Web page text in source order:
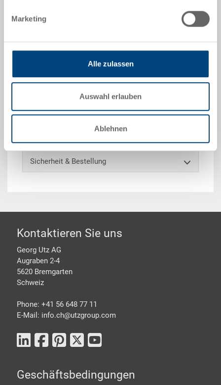
Marketing
Alle zulassen
Auswahl erlauben
Ablehnen
dunkelgrau, aussen 400x300x240 mm, innen
Sonderanfertigungen - Unser Spezialgebiet
Sicherheit & Bestellung
Footer
Kontaktieren Sie uns
Georg Utz AG
Augraben 2-4
5620 Bremgarten
Schweiz
Phone: +41 56 648 77 11
E-Mail: info.ch@utzgroup.com
Geschäftsbedingungen